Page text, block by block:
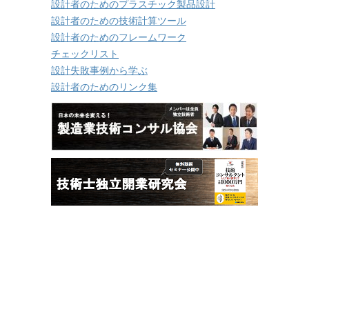
設計者のためのプラスチック製品設計
設計者のための技術計算ツール
設計者のためのフレームワーク
チェックリスト
設計失敗事例から学ぶ
設計者のためのリンク集